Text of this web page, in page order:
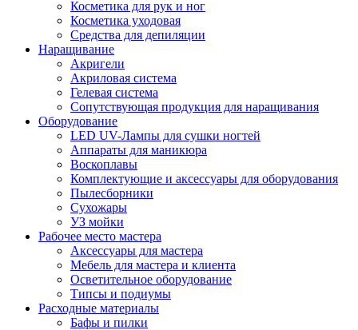
Косметика для рук и ног
Косметика уходовая
Средства для депиляции
Наращивание
Акригели
Акриловая система
Гелевая система
Сопутствующая продукция для наращивания
Оборудование
LED UV-Лампы для сушки ногтей
Аппараты для маникюра
Воскоплавы
Комплектующие и аксессуары для оборудования
Пылесборники
Сухожары
УЗ мойки
Рабочее место мастера
Аксессуары для мастера
Мебель для мастера и клиента
Осветительное оборудование
Типсы и подиумы
Расходные материалы
Бафы и пилки